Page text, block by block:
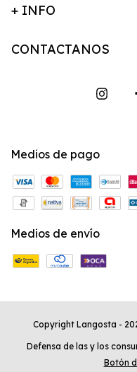
+ INFO
CONTACTANOS
Medios de pago
Medios de envío
Copyright Langosta -
Defensa de las y los
Botón